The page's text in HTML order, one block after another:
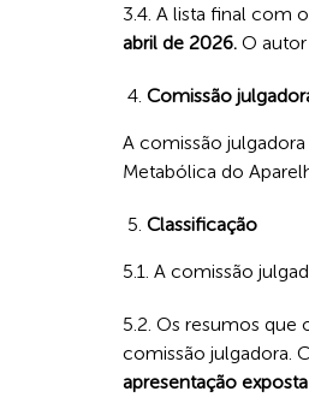
3.4. A lista final com
abril de 2026. O
Comissão
A comissão
Metabólica do
Classificação
5.1. A comissão
5.2. Os resumos que
comissão julgadora.
apresentação